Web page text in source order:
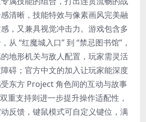
清晰，技能特效与像素画风完美融
，又兼具视觉冲击力。游戏包含多
从 “红魔城入口” 到 “禁忌图书馆”，
地形机关与敌人配置，玩家需灵活
碍；官方中文的加入让玩家能深度
东方 Project 角色间的互动与故事
重支持则进一步提升操作适配性，
反馈，键鼠模式可自定义键位，满